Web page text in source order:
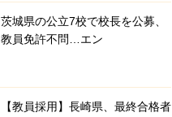
茨城県の公立7校で校長を公募、
教員免許不問…エン
【教員採用】長崎県、最終合格者